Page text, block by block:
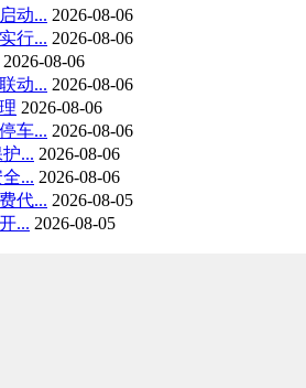
动... 2026-08-06
行... 2026-08-06
2026-08-06
动... 2026-08-06
2026-08-06
车... 2026-08-06
... 2026-08-06
... 2026-08-06
代... 2026-08-05
... 2026-08-05